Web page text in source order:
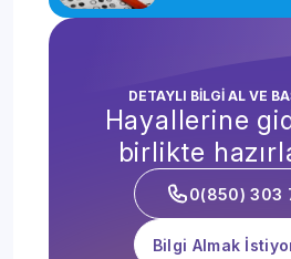
DETAYLI BİLGİ AL VE
Hayallerine
birlikte
0(850) 303
Bilgi Almak